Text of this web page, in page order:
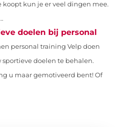
kun je er veel dingen mee.
doelen bij personal
personal training Velp doen
sportieve doelen te behalen.
u maar gemotiveerd bent! Of